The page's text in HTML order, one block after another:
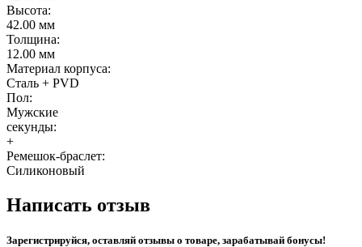
Высота:
42.00 мм
Толщина:
12.00 мм
Материал корпуса:
Сталь + PVD
Пол:
Мужские
секунды:
+
Ремешок-браслет:
Силиконовый
Написать отзыв
Зарегистрируйся, оставляй отзывы о товаре, зарабатывай бонусы!